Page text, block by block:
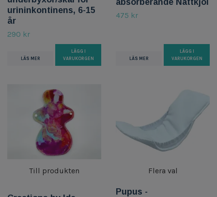
urininkontinens, 6-15
år
290 kr
LÄS MER
LÄGG I
VARUKORGEN
475 kr
LÄS MER
LÄGG I
VARUKORGEN
Till produkten Flera val
Pupus -